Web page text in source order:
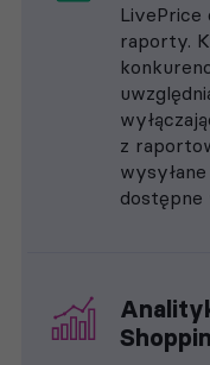
LivePrice
raporty.
z
dostępne